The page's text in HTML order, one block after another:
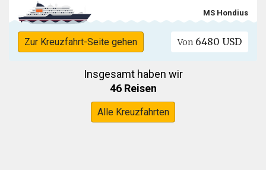
MS Hondius
Zur Kreuzfahrt-Seite gehen Von 6480 USD
Insgesamt haben wir
46 Reisen
Alle Kreuzfahrten